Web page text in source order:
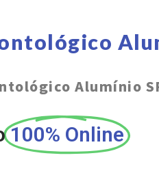
Alumínio
100% Online